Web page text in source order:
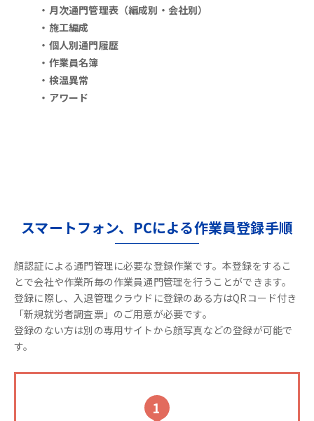
・月次通門管理表（編成別・会社別）
・施工編成
・個人別通門履歴
・作業員名簿
・検温異常
・アワード
スマートフォン、PCによる作業員登録手順
顔認証による通門管理に必要な登録作業です。本登録をするこ
とで会社や作業所毎の作業員通門管理を行うことができます。
登録に際し、入退管理クラウドに登録のある方はQRコード付き
「新規就労者調査票」のご用意が必要です。
登録のない方は別の専用サイトから顔写真などの登録が可能で
す。
1